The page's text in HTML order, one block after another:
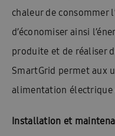
chaleur de consommer
d’économiser ainsi
produite et de réaliser
SmartGrid permet aux
alimentation électrique
Installation et